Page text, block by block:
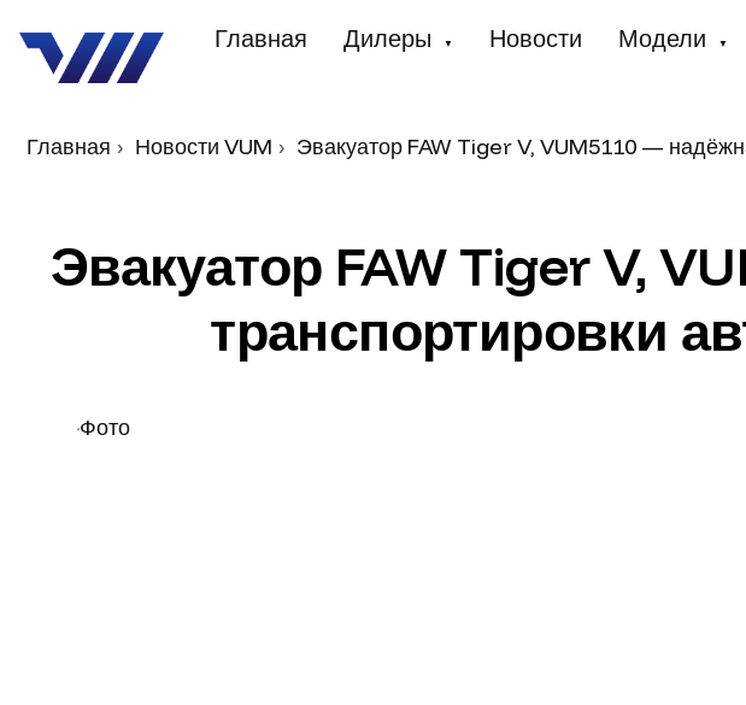
Главная Дилеры ▼ Новости Модели ▼
Главная Новости VUM Эвакуатор FAW Tiger V, VUM5110 —
Эвакуатор FAW Tiger V,
транспортировки